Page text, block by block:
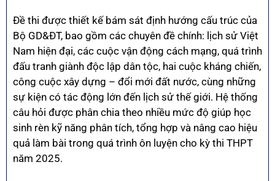
Đề thi được thiết kế bám sát định hướng cấu trúc của
Bộ GD&ĐT, bao gồm các chuyên đề chính: lịch sử Việt
Nam hiện đại, các cuộc vận động cách mạng, quá trình
đấu tranh giành độc lập dân tộc, hai cuộc kháng chiến,
công cuộc xây dựng – đổi mới đất nước, cùng những
sự kiện có tác động lớn đến lịch sử thế giới. Hệ thống
câu hỏi được phân chia theo nhiều mức độ giúp học
sinh rèn kỹ năng phân tích, tổng hợp và nâng cao hiệu
quả làm bài trong quá trình ôn luyện cho kỳ thi THPT
năm 2025.